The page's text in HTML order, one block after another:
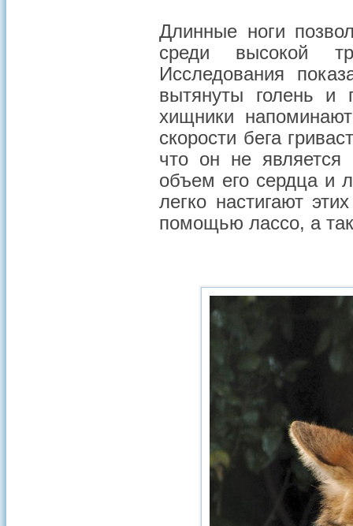
Длинные ноги
среди высокой
Исследования
вытянуты голень и
хищники
скорости бега
что он не
объем его сердца и
легко настигают
помощью лассо, а